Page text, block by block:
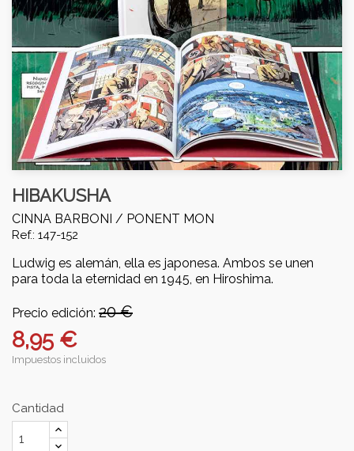
HIBAKUSHA
CINNA BARBONI / PONENT MON
Ref.: 147-152
Ludwig es alemán, ella es japonesa. Ambos se unen
para toda la eternidad en 1945, en Hiroshima.
Precio edición: 20 €
8,95 €
Impuestos incluidos
Cantidad